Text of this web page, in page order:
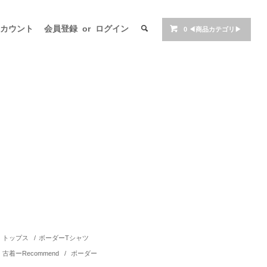
ウント 会員登録 or ログイン 0 ◀商品カテゴリ▶
トップス / ボーダーTシャツ
古着ーRecommend / ボーダー